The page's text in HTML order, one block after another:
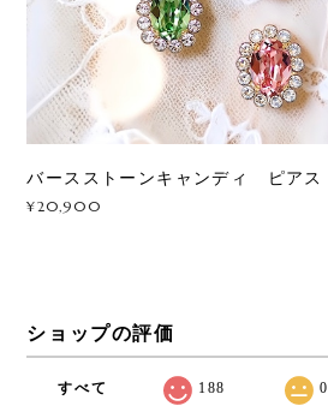
バースストーンキャンディ ピアス
¥20,900
ショップの評価
すべて 188 0